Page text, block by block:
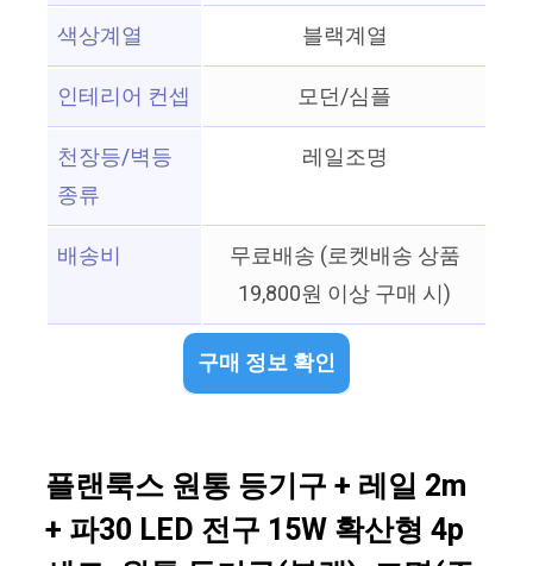
색상계열
블랙계열
인테리어 컨셉
모던/심플
천장등/벽등
종류
레일조명
배송비
무료배송 (로켓배송 상품
19,800원 이상 구매 시)
구매 정보 확인
플랜룩스 원통 등기구 + 레일 2m
+ 파30 LED 전구 15W 확산형 4p